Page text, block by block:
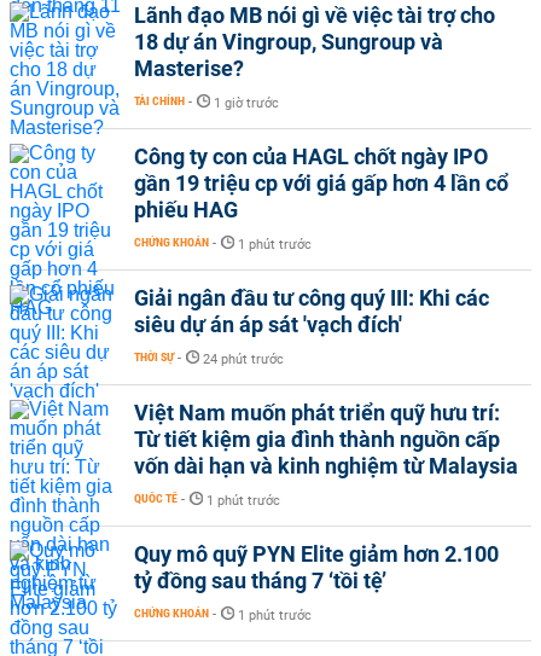
Lãnh đạo MB nói gì về việc tài trợ cho
18 dự án Vingroup, Sungroup và
Masterise?
TÀI CHÍNH - 1 giờ trước
Công ty con của HAGL chốt ngày IPO
gần 19 triệu cp với giá gấp hơn 4 lần cổ
phiếu HAG
CHỨNG KHOÁN - 1 phút trước
Giải ngân đầu tư công quý III: Khi các
siêu dự án áp sát 'vạch đích'
THỜI SỰ - 24 phút trước
Việt Nam muốn phát triển quỹ hưu trí:
Từ tiết kiệm gia đình thành nguồn cấp
vốn dài hạn và kinh nghiệm từ Malaysia
QUỐC TẾ - 1 phút trước
Quy mô quỹ PYN Elite giảm hơn 2.100
tỷ đồng sau tháng 7 ‘tồi tệ’
CHỨNG KHOÁN - 1 phút trước